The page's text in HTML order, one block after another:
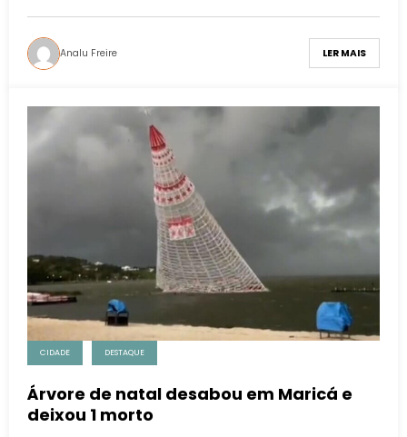
Analu Freire LER MAIS
CIDADE DESTAQUE
Árvore de natal desabou em Maricá e
deixou 1 morto